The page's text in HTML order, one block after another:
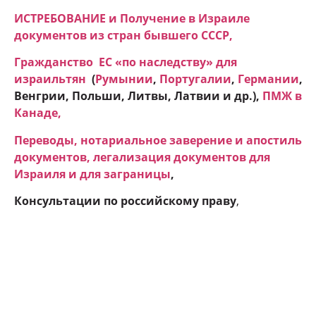
ИСТРЕБОВАНИЕ и Получение в Израиле
документов из стран бывшего СССР,
Гражданство ЕC «по наследству» для
израильтян (Румынии, Португалии, Германии,
Венгрии, Польши, Литвы, Латвии и др.), ПМЖ в
Канаде,
Переводы, нотариальное заверение и апостиль
документов, легализация документов для
Израиля и для заграницы,
Консультации по российскому праву,